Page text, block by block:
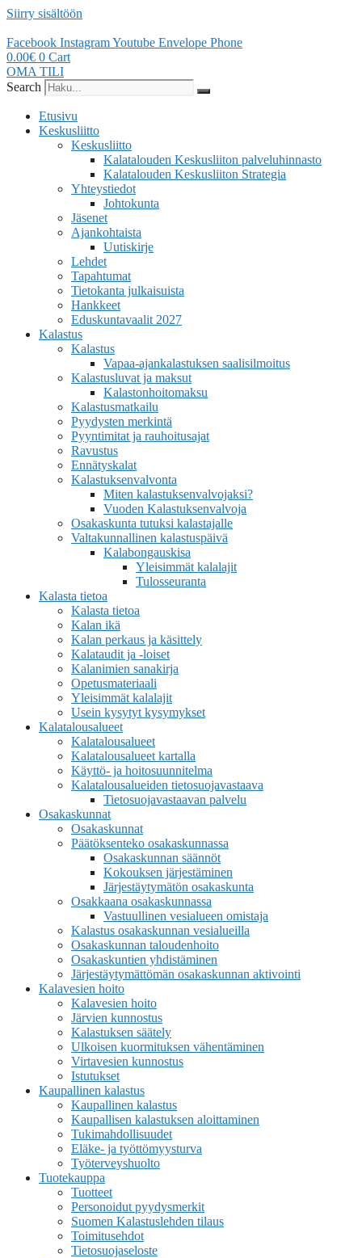
Siirry sisältöön
Facebook InstagramYoutube Envelope Phone
0.00€ 0 Cart
OMA TILI
Search
Etusivu
Keskusliitto
Keskusliitto
Kalatalouden Keskusliiton palveluhinnasto
Kalatalouden Keskusliiton Strategia
Yhteystiedot
Johtokunta
Jäsenet
Ajankohtaista
Uutiskirje
Lehdet
Tapahtumat
Tietokanta julkaisuista
Hankkeet
Eduskuntavaalit 2027
Kalastus
Kalastus
Vapaa-ajankalastuksen saalisilmoitus
Kalastusluvat ja maksut
Kalastonhoitomaksu
Kalastusmatkailu
Pyydysten merkintä
Pyyntimitat ja rauhoitusajat
Ravustus
Ennätyskalat
Kalastuksenvalvonta
Miten kalastuksenvalvojaksi?
Vuoden Kalastuksenvalvoja
Osakaskunta tutuksi kalastajalle
Valtakunnallinen kalastuspäivä
Kalabongauskisa
Yleisimmät kalalajit
Tulosseuranta
Kalasta tietoa
Kalasta tietoa
Kalan ikä
Kalan perkaus ja käsittely
Kalataudit ja -loiset
Kalanimien sanakirja
Opetusmateriaali
Yleisimmät kalalajit
Usein kysytyt kysymykset
Kalatalousalueet
Kalatalousalueet
Kalatalousalueet kartalla
Käyttö- ja hoitosuunnitelma
Kalatalousalueiden tietosuojavastaava
Tietosuojavastaavan palvelu
Osakaskunnat
Osakaskunnat
Päätöksenteko osakaskunnassa
Osakaskunnan säännöt
Kokouksen järjestäminen
Järjestäytymätön osakaskunta
Osakkaana osakaskunnassa
Vastuullinen vesialueen omistaja
Kalastus osakaskunnan vesialueilla
Osakaskunnan taloudenhoito
Osakaskuntien yhdistäminen
Järjestäytymättömän osakaskunnan aktivointi
Kalavesien hoito
Kalavesien hoito
Järvien kunnostus
Kalastuksen säätely
Ulkoisen kuormituksen vähentäminen
Virtavesien kunnostus
Istutukset
Kaupallinen kalastus
Kaupallinen kalastus
Kaupallisen kalastuksen aloittaminen
Tukimahdollisuudet
Eläke- ja työttömyysturva
Työterveyshuolto
Tuotekauppa
Tuotteet
Personoidut pyydysmerkit
Suomen Kalastuslehden tilaus
Toimitusehdot
Tietosuojaseloste